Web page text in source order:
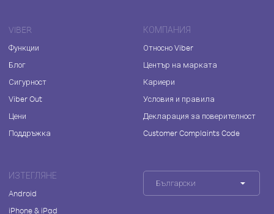
VIBER
Функции
Блог
Сигурност
Viber Out
Цени
Поддръжка
КОМПАНИЯ
Относно Viber
Център на марката
Кариери
Условия и правила
Декларация за поверителност
Customer Complaints Code
ИЗТЕГЛЯНЕ
Android
iPhone & iPad
Български